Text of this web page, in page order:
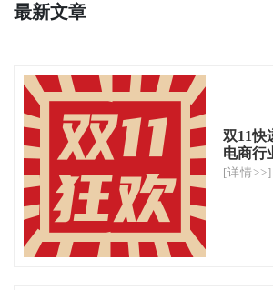
最新文章
双11快
电商行
[详情>>]